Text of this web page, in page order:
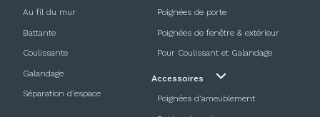
Au fil du mur
Battante
Coulissante
Galandage
Séparation d’espace
Poignées de porte
Poignées de fenêtre & extérieur
Pour Coulissant et Galandage
Accessoires
Poignées d'ameublement